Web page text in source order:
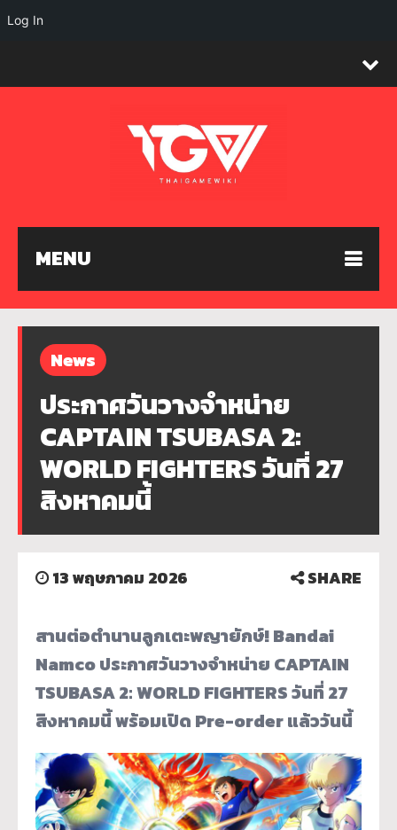
MENU
News
ประกาศวันวางจำหน่าย
CAPTAIN TSUBASA 2:
WORLD FIGHTERS วันที่ 27
สิงหาคมนี้
13 พฤษภาคม 2026 SHARE
สานต่อตำนานลูกเตะพญายักษ์! Bandai
Namco ประกาศวันวางจำหน่าย CAPTAIN
TSUBASA 2: WORLD FIGHTERS วันที่ 27
สิงหาคมนี้ พร้อมเปิด Pre-order แล้ววันนี้
Log In